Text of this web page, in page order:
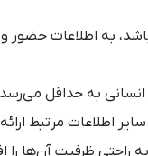
به اطلاعات حضور
به حداقل
اطلاعات مرتبط
راحتی ظرفیت آن‌ها را